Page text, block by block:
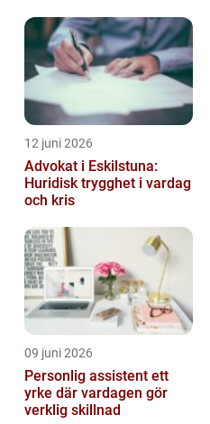
12 juni 2026
Advokat i Eskilstuna:
Huridisk trygghet i vardag
och kris
09 juni 2026
Personlig assistent ett
yrke där vardagen gör
verklig skillnad